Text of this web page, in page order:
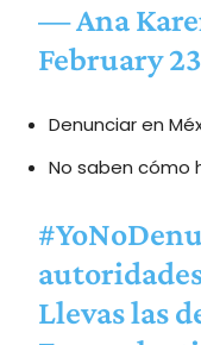
— Ana
February
Denunciar en
No saben cómo
Llevas las